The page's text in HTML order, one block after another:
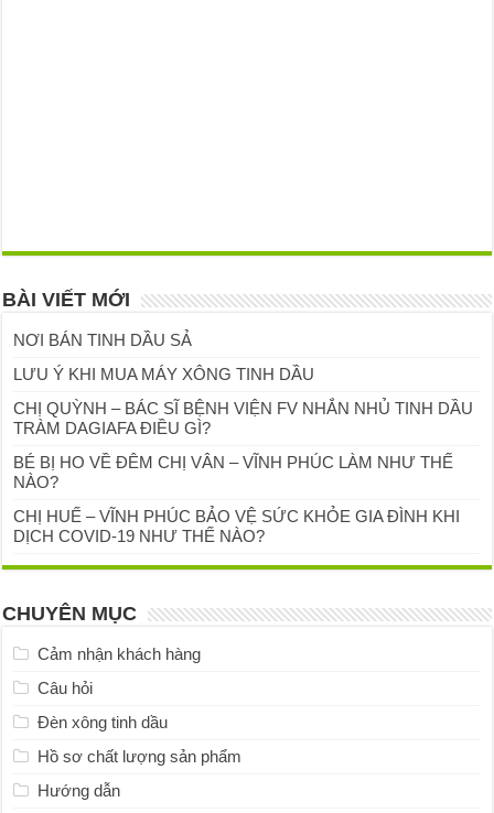
BÀI VIẾT MỚI
NƠI BÁN TINH DẦU SẢ
LƯU Ý KHI MUA MÁY XÔNG TINH DẦU
CHỊ QUỲNH – BÁC SĨ BỆNH VIỆN FV NHẮN NHỦ TINH DẦU
TRÀM DAGIAFA ĐIỀU GÌ?
BÉ BỊ HO VỀ ĐÊM CHỊ VÂN – VĨNH PHÚC LÀM NHƯ THẾ
NÀO?
CHỊ HUẾ – VĨNH PHÚC BẢO VỆ SỨC KHỎE GIA ĐÌNH KHI
DỊCH COVID-19 NHƯ THẾ NÀO?
CHUYÊN MỤC
Cảm nhận khách hàng
Câu hỏi
Đèn xông tinh dầu
Hồ sơ chất lượng sản phẩm
Hướng dẫn